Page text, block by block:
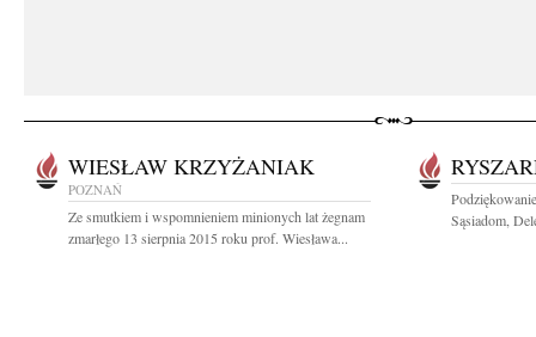
WIESŁAW KRZYŻANIAK
POZNAŃ
Ze smutkiem i wspomnieniem minionych lat żegnam
zmarłego 13 sierpnia 2015 roku prof. Wiesława...
Sąsiadom,